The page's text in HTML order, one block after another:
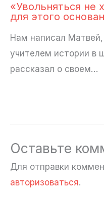
«Увольняться не
для этого
Нам написал
учителем истории в
рассказал о своем…
Оставьте
Для отправки
авторизоваться.